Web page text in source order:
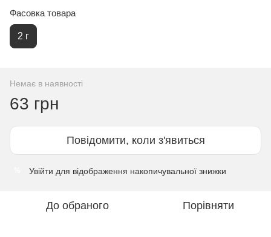
Фасовка товара
2 г
Немає в наявності
63 грн
Повідомити, коли з'явиться
Увійти для відображення накопичувальної знижки
До обраного Порівняти